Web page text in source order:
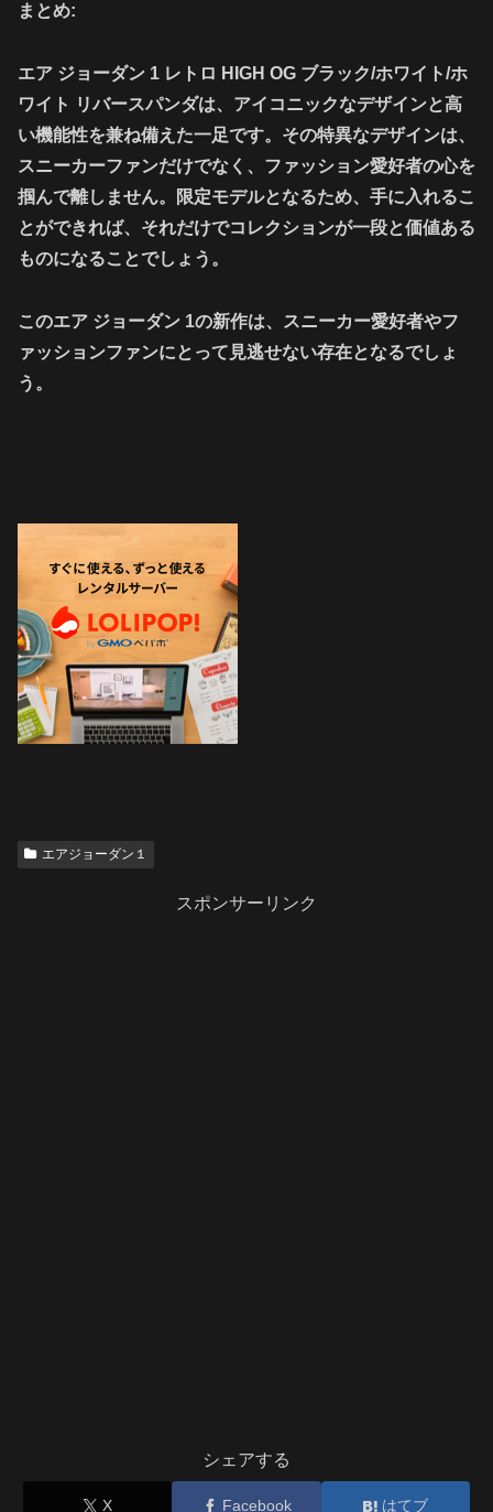
まとめ:
エア ジョーダン 1 レトロ HIGH OG ブラック/ホワイト/ホ
ワイト リバースパンダは、アイコニックなデザインと高
い機能性を兼ね備えた一足です。その特異なデザインは、
スニーカーファンだけでなく、ファッション愛好者の心を
掴んで離しません。限定モデルとなるため、手に入れるこ
とができれば、それだけでコレクションが一段と価値ある
ものになることでしょう。
このエア ジョーダン 1の新作は、スニーカー愛好者やフ
ァッションファンにとって見逃せない存在となるでしょ
う。
エアジョーダン１
スポンサーリンク
シェアする
X Facebook はてブ